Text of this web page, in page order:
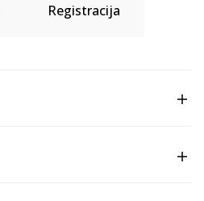
Registracija